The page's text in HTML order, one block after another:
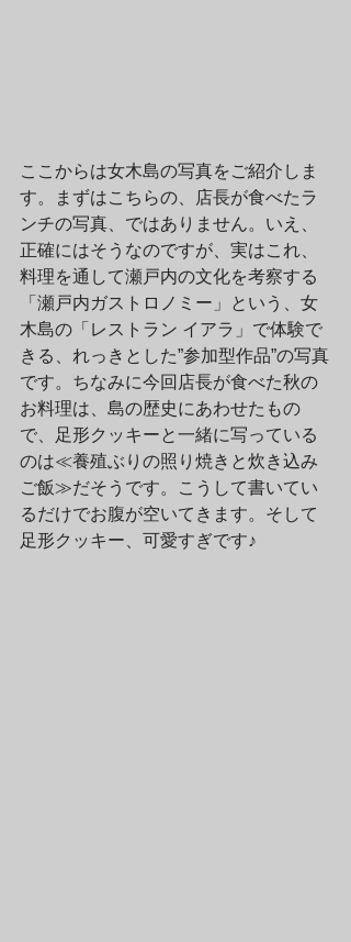
ここからは女木島の写真をご紹介しま
す。まずはこちらの、店長が食べたラ
ンチの写真、ではありません。いえ、
正確にはそうなのですが、実はこれ、
料理を通して瀬戸内の文化を考察する
「瀬戸内ガストロノミー」という、女
木島の「レストラン イアラ」で体験で
きる、れっきとした”参加型作品”の写真
です。ちなみに今回店長が食べた秋の
お料理は、島の歴史にあわせたもの
で、足形クッキーと一緒に写っている
のは≪養殖ぶりの照り焼きと炊き込み
ご飯≫だそうです。こうして書いてい
るだけでお腹が空いてきます。そして
足形クッキー、可愛すぎです♪